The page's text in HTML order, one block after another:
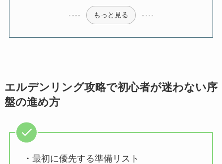
もっと見る
エルデンリング攻略で初心者が迷わない序
盤の進め方
・最初に優先する準備リスト